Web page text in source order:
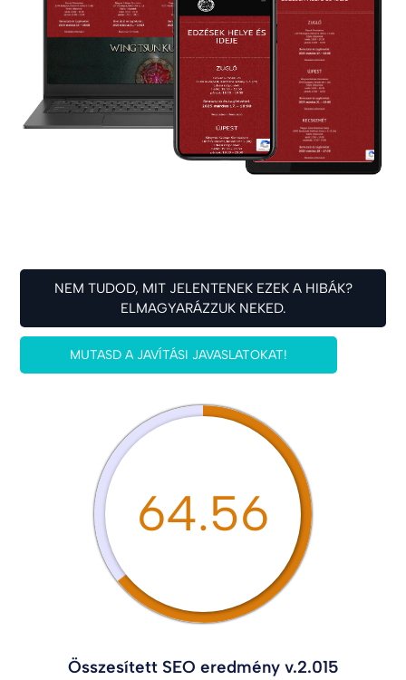
NEM TUDOD, MIT JELENTENEK EZEK A HIBÁK?
ELMAGYARÁZZUK NEKED.
MUTASD A JAVÍTÁSI JAVASLATOKAT!
64.56
Összesített SEO eredmény v.2.015